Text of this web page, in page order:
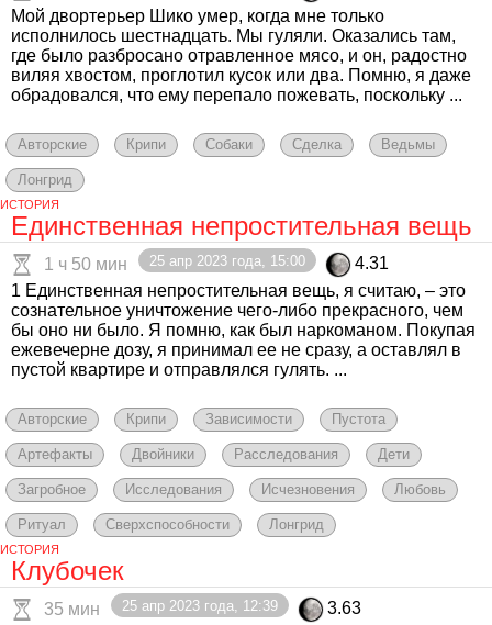
Мой двортерьер Шико умер, когда мне только
исполнилось шестнадцать. Мы гуляли. Оказались там,
где было разбросано отравленное мясо, и он, радостно
виляя хвостом, проглотил кусок или два. Помню, я даже
обрадовался, что ему перепало пожевать, поскольку ...
Авторские Крипи Собаки Сделка Ведьмы
Лонгрид
ИСТОРИЯ
Единственная непростительная вещь
1 ч 50 мин 25 апр 2023 года, 15:00
4.31
1 Единственная непростительная вещь, я считаю, – это
сознательное уничтожение чего-либо прекрасного, чем
бы оно ни было. Я помню, как был наркоманом. Покупая
ежевечерне дозу, я принимал ее не сразу, а оставлял в
пустой квартире и отправлялся гулять. ...
Авторские Крипи Зависимости Пустота
Артефакты Двойники Расследования Дети
Загробное Исследования Исчезновения Любовь
Ритуал Сверхспособности Лонгрид
ИСТОРИЯ
Клубочек
35 мин 25 апр 2023 года, 12:39
3.63